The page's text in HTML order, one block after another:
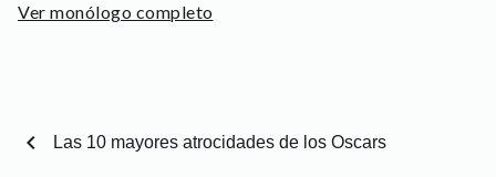
Ver monólogo completo
chevron_left Las 10 mayores atrocidades de los Oscars